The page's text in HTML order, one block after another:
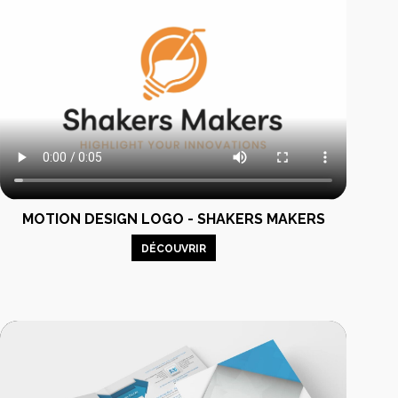
naturel
Gestion des réseaux
sociaux
Partenariat médias
MOTION DESIGN LOGO - SHAKERS MAKERS
DÉCOUVRIR